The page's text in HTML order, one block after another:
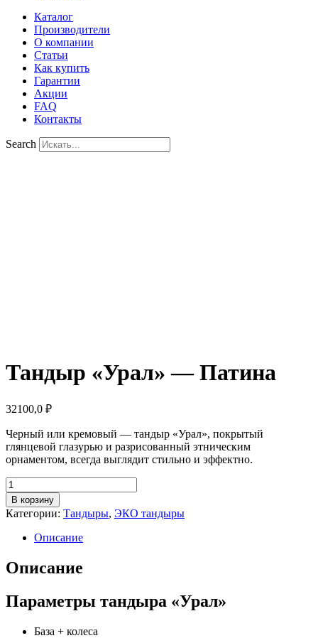
Каталог
Производители
О компании
Статьи
Как купить
Гарантии
Акции
FAQ
Контакты
Search
Тандыр «Урал» — Патина
32100,0 ₽
Черный или кремовый — тандыр «Урал», покрытый
глянцевой глазурью и разрисованный этническим
орнаментом, всегда выглядит стильно и эффектно.
Количество
товара
Тандыр
«Урал»
Патина
В корзину
Категории: Тандыры, ЭКО тандыры
Описание
Описание
Параметры тандыра «Урал»
База + колеса